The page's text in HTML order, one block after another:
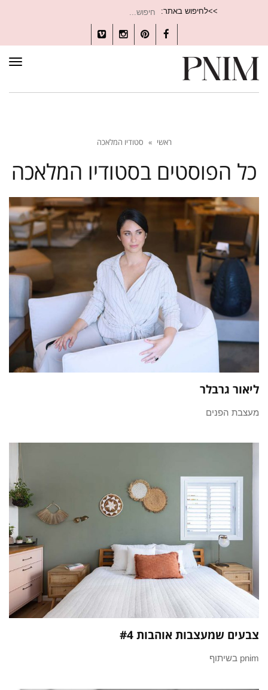
>>לחיפוש באתר:
עבור:
Facebook
Pinterest
Instagram
Vimeo
ראשי » סטודיו המלאכה
כל הפוסטים בסטודיו המלאכה
ליאור גרבלר
מעצבת הפנים
צבעים שמעצבות אוהבות #4
pnim בשיתוף